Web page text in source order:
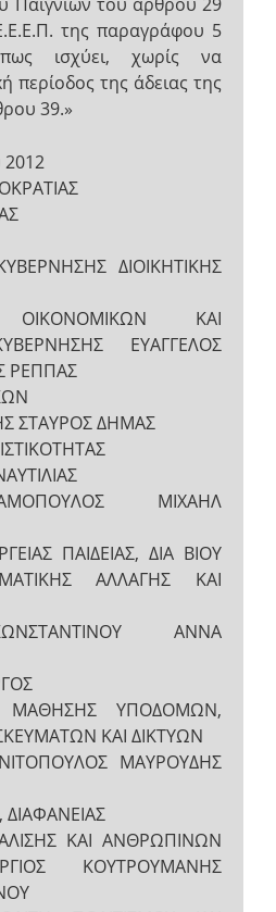
της παραγράφου 5
ισχύει, χωρίς να
περίοδος της άδειας της
39.»
ΔΙΟΙΚΗΤΙΚΗΣ
ΚΑΙ
ΕΥΑΓΓΕΛΟΣ
ΡΕΠΠΑΣ
ΣΤΑΥΡΟΣ ΔΗΜΑΣ
ΜΙΧΑΗΛ
ΠΑΙΔΕΙΑΣ, ΔΙΑ ΒΙΟΥ
ΑΛΛΑΓΗΣ ΚΑΙ
ΑΝΝΑ
ΜΑΘΗΣΗΣ ΥΠΟΔΟΜΩΝ,
ΚΑΙ ΔΙΚΤΥΩΝ
ΜΑΥΡΟΥΔΗΣ
ΔΙΑΦΑΝΕΙΑΣ
ΚΑΙ ΑΝΘΡΩΠΙΝΩΝ
ΚΟΥΤΡΟΥΜΑΝΗΣ